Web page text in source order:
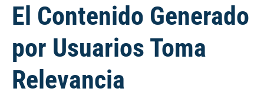
El Contenido Generado
por Usuarios Toma
Relevancia